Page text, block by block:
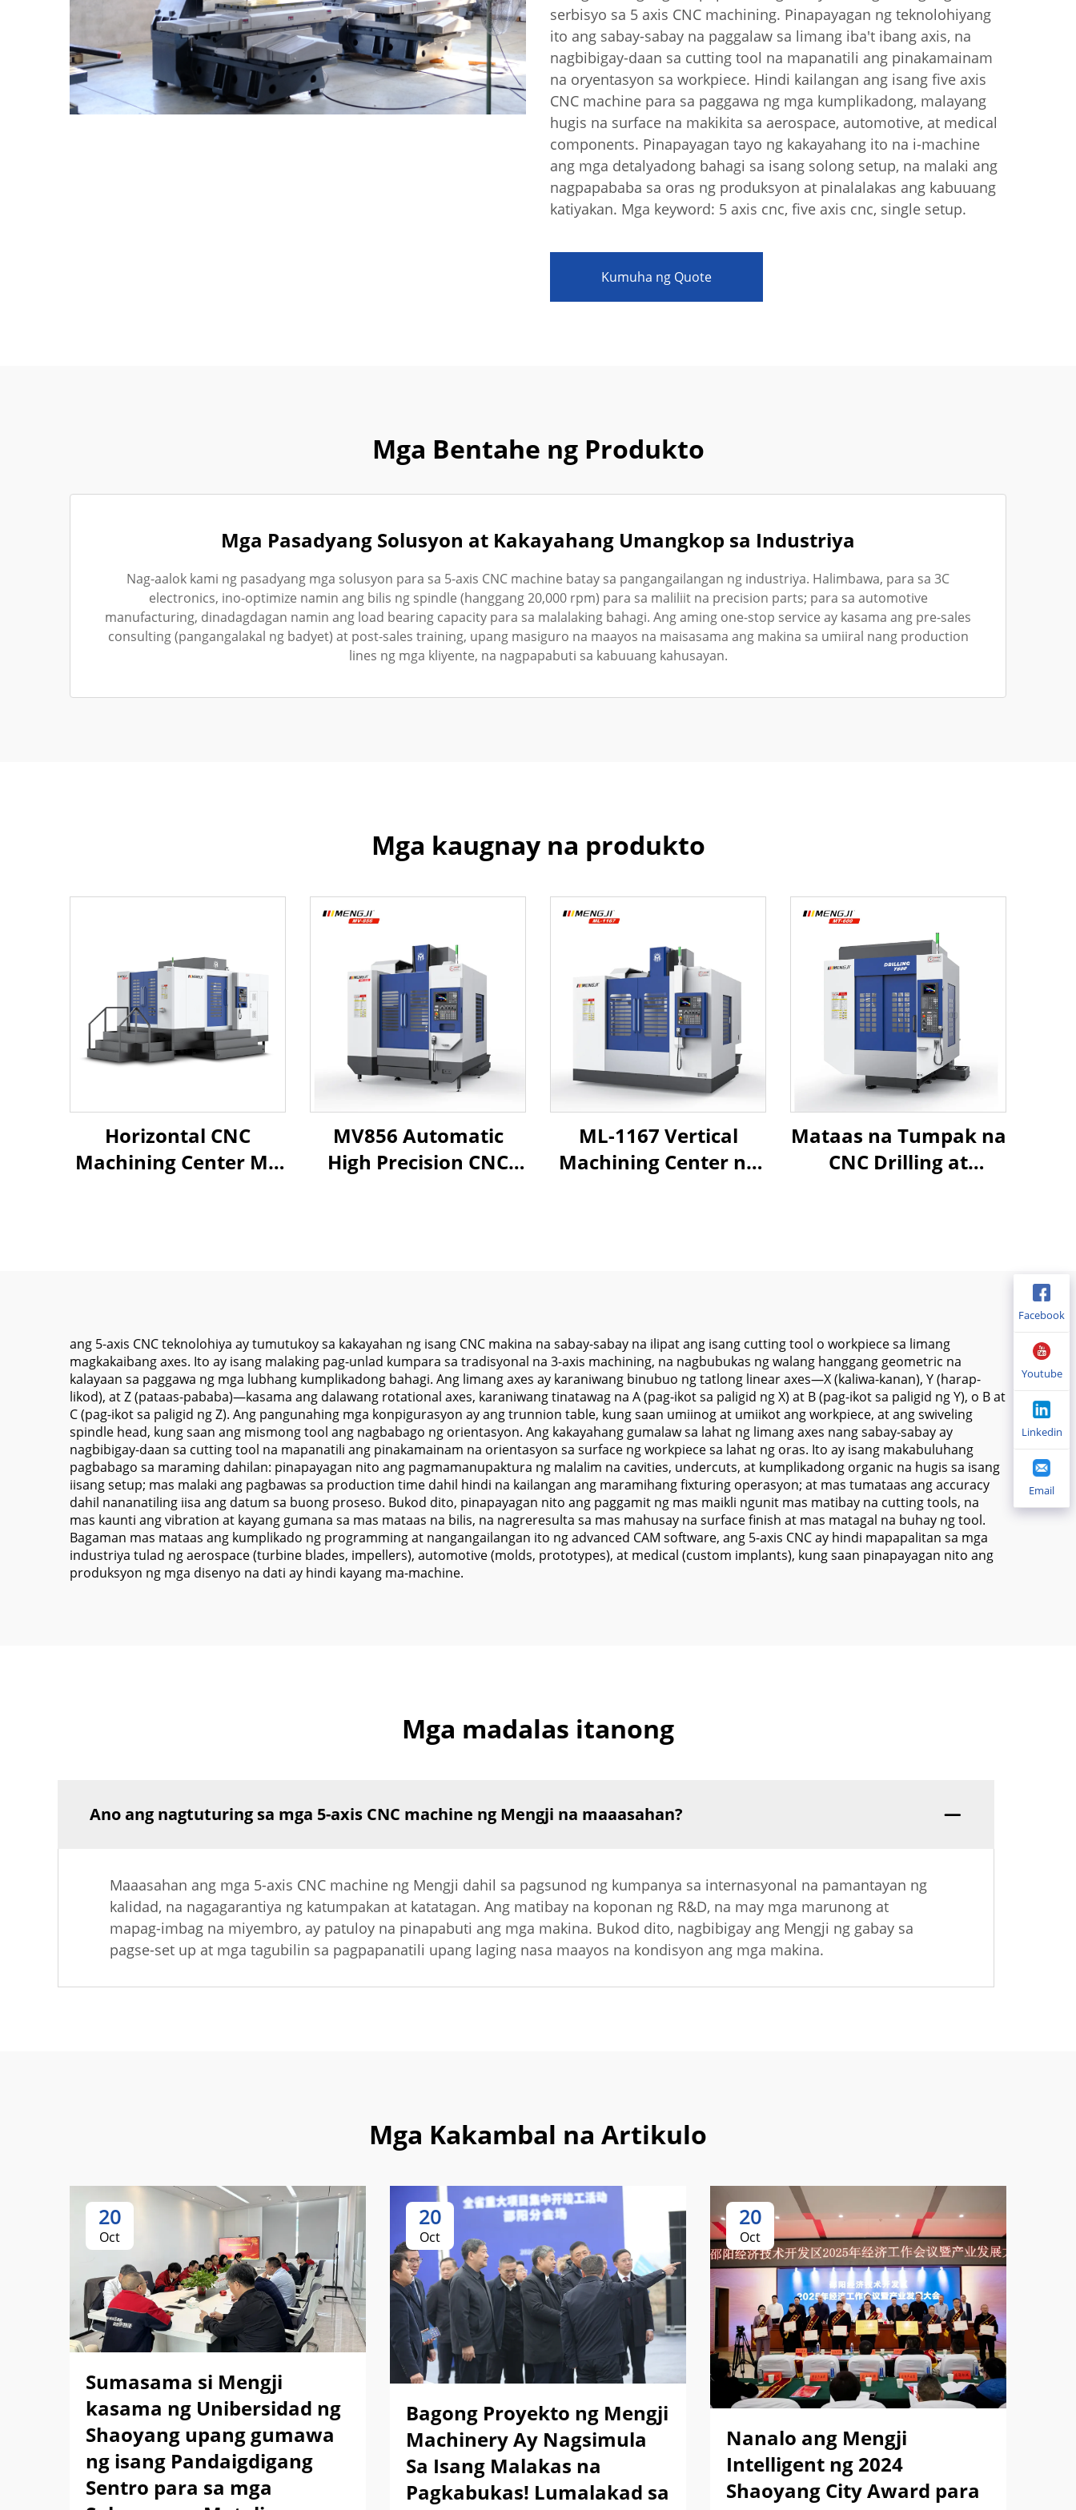
serbisyo sa 5 axis CNC machining. Pinapayagan ng teknolohiyang
ito ang sabay-sabay na paggalaw sa limang iba't ibang axis, na
nagbibigay-daan sa cutting tool na mapanatili ang pinakamainam
na oryentasyon sa workpiece. Hindi kailangan ang isang five axis
CNC machine para sa paggawa ng mga kumplikadong, malayang
hugis na surface na makikita sa aerospace, automotive, at medical
components. Pinapayagan tayo ng kakayahang ito na i-machine
ang mga detalyadong bahagi sa isang solong setup, na malaki ang
nagpapababa sa oras ng produksyon at pinalalakas ang kabuuang
katiyakan. Mga keyword: 5 axis cnc, five axis cnc, single setup.
Kumuha ng Quote
Mga Bentahe ng Produkto
Mga Pasadyang Solusyon at Kakayahang Umangkop sa Industriya
Nag-aalok kami ng pasadyang mga solusyon para sa 5-axis CNC machine batay sa pangangailangan ng industriya. Halimbawa, para sa 3C
electronics, ino-optimize namin ang bilis ng spindle (hanggang 20,000 rpm) para sa maliliit na precision parts; para sa automotive
manufacturing, dinadagdagan namin ang load bearing capacity para sa malalaking bahagi. Ang aming one-stop service ay kasama ang pre-sales
consulting (pangangalakal ng badyet) at post-sales training, upang masiguro na maayos na maisasama ang makina sa umiiral nang production
lines ng mga kliyente, na nagpapabuti sa kabuuang kahusayan.
Mga kaugnay na produkto
Horizontal CNC
Machining Center MJ-
MV856 Automatic
High Precision CNC
ML-1167 Vertical
Machining Center na
Mataas na Tumpak na
CNC Drilling at
ang 5-axis CNC teknolohiya ay tumutukoy sa kakayahan ng isang CNC makina na sabay-sabay na ilipat ang isang cutting tool o workpiece sa limang
magkakaibang axes. Ito ay isang malaking pag-unlad kumpara sa tradisyonal na 3-axis machining, na nagbubukas ng walang hanggang geometric na
kalayaan sa paggawa ng mga lubhang kumplikadong bahagi. Ang limang axes ay karaniwang binubuo ng tatlong linear axes—X (kaliwa-kanan), Y (harap-
likod), at Z (pataas-pababa)—kasama ang dalawang rotational axes, karaniwang tinatawag na A (pag-ikot sa paligid ng X) at B (pag-ikot sa paligid ng Y), o B at
C (pag-ikot sa paligid ng Z). Ang pangunahing mga konpigurasyon ay ang trunnion table, kung saan umiinog at umiikot ang workpiece, at ang swiveling
spindle head, kung saan ang mismong tool ang nagbabago ng orientasyon. Ang kakayahang gumalaw sa lahat ng limang axes nang sabay-sabay ay
nagbibigay-daan sa cutting tool na mapanatili ang pinakamainam na orientasyon sa surface ng workpiece sa lahat ng oras. Ito ay isang makabuluhang
pagbabago sa maraming dahilan: pinapayagan nito ang pagmamanupaktura ng malalim na cavities, undercuts, at kumplikadong organic na hugis sa isang
iisang setup; mas malaki ang pagbawas sa production time dahil hindi na kailangan ang maramihang fixturing operasyon; at mas tumataas ang accuracy
dahil nananatiling iisa ang datum sa buong proseso. Bukod dito, pinapayagan nito ang paggamit ng mas maikli ngunit mas matibay na cutting tools, na
mas kaunti ang vibration at kayang gumana sa mas mataas na bilis, na nagreresulta sa mas mahusay na surface finish at mas matagal na buhay ng tool.
Bagaman mas mataas ang kumplikado ng programming at nangangailangan ito ng advanced CAM software, ang 5-axis CNC ay hindi mapapalitan sa mga
industriya tulad ng aerospace (turbine blades, impellers), automotive (molds, prototypes), at medical (custom implants), kung saan pinapayagan nito ang
produksyon ng mga disenyo na dati ay hindi kayang ma-machine.
Mga madalas itanong
Ano ang nagtuturing sa mga 5-axis CNC machine ng Mengji na maaasahan?
Maaasahan ang mga 5-axis CNC machine ng Mengji dahil sa pagsunod ng kumpanya sa internasyonal na pamantayan ng
kalidad, na nagagarantiya ng katumpakan at katatagan. Ang matibay na koponan ng R&D, na may mga marunong at
mapag-imbag na miyembro, ay patuloy na pinapabuti ang mga makina. Bukod dito, nagbibigay ang Mengji ng gabay sa
pagse-set up at mga tagubilin sa pagpapanatili upang laging nasa maayos na kondisyon ang mga makina.
Mga Kakambal na Artikulo
20
Oct
Sumasama si Mengji
kasama ng Unibersidad ng
Shaoyang upang gumawa
ng isang Pandaigdigang
Sentro para sa mga
20
Oct
Bagong Proyekto ng Mengji
Machinery Ay Nagsimula
Sa Isang Malakas na
Pagkabukas! Lumalakad sa
20
Oct
Nanalo ang Mengji
Intelligent ng 2024
Shaoyang City Award para
Facebook
Youtube
Linkedin
Email